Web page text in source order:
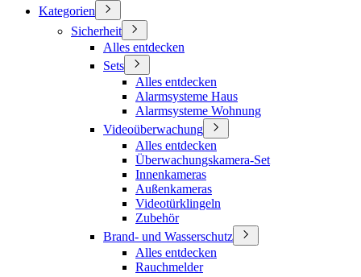
Kategorien
Sicherheit
Alles entdecken
Sets
Alles entdecken
Alarmsysteme Haus
Alarmsysteme Wohnung
Videoüberwachung
Alles entdecken
Überwachungskamera-Set
Innenkameras
Außenkameras
Videotürklingeln
Zubehör
Brand- und Wasserschutz
Alles entdecken
Rauchmelder